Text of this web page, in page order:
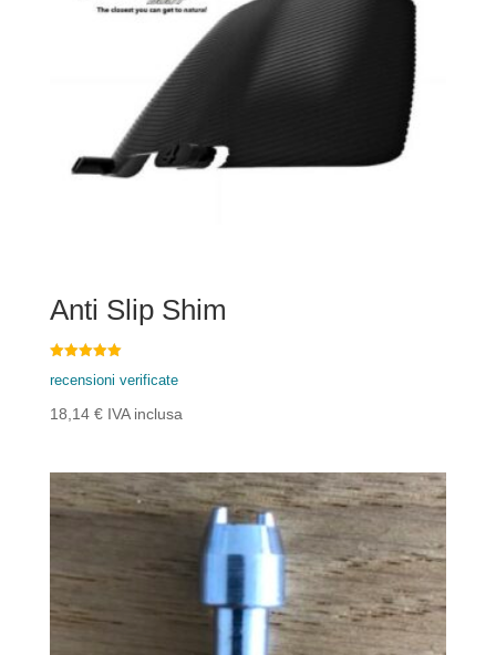
Anti Slip Shim
5.00
recensioni verificate
18,14 € IVA inclusa